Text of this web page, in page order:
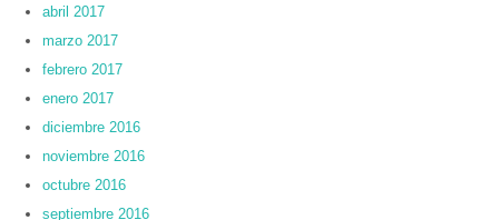
abril 2017
marzo 2017
febrero 2017
enero 2017
diciembre 2016
noviembre 2016
octubre 2016
septiembre 2016